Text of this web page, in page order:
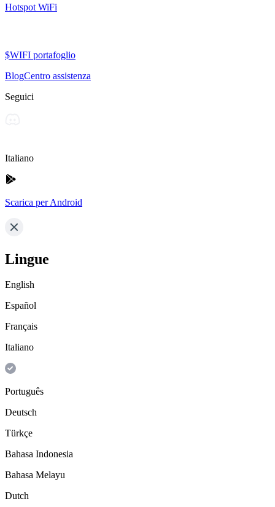
Hotspot WiFi
$WIFI portafoglio
BlogCentro assistenza
Seguici
Italiano
Scarica per Android
Lingue
English
Español
Français
Italiano
Português
Deutsch
Türkçe
Bahasa Indonesia
Bahasa Melayu
Dutch